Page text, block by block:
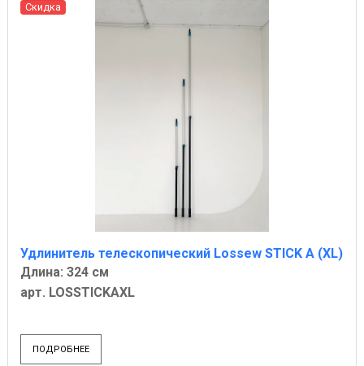
Скидка
Удлинитель телескопический Lossew STICK A (XL)
Длина: 324 см
арт. LOSSTICKAXL
ПОДРОБНЕЕ